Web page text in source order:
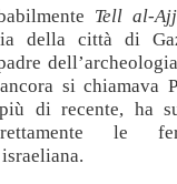
Tell al-
della città di
si chiamava
di recente, ha
le